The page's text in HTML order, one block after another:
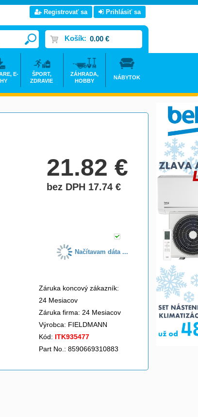
21.82€
bez DPH 17.74€
Načítavam dáta ...
Záruka koncový zákazník:
24 Mesiacov
Záruka firma: 24 Mesiacov
Výrobca: FIELDMANN
Kód: ITK935477
Part No.: 8590669310883
Registrovať sa Prihlásiť sa
Košík: 0.00 €
E-
ŠPORT,
ZDRAVIE
ZÁHRADA,
HOBBY
NÁBYTOK